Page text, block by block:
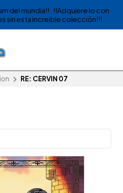
del mundia!! , !!Adquiere lo con
sin esta increible colección!!!
RE: CERVIN 07